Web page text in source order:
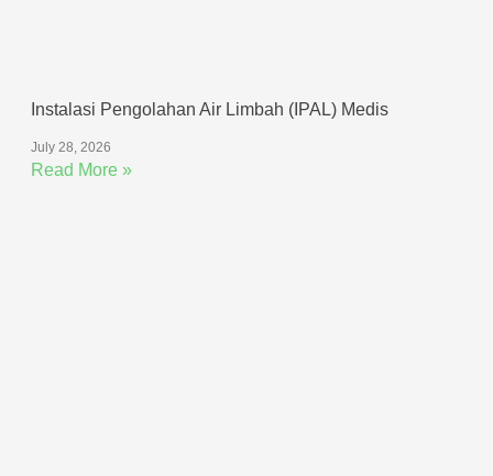
Instalasi Pengolahan Air Limbah (IPAL) Medis
July 28, 2026
Read More »